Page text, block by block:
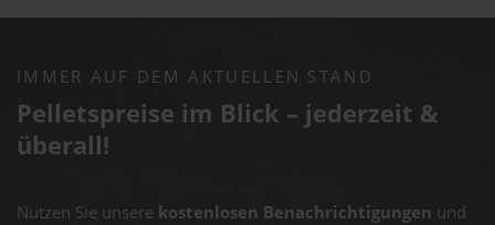
IMMER AUF DEM AKTUELLEN STAND
Pelletspreise im Blick – jederzeit &
überall!
Nutzen Sie unsere kostenlosen Benachrichtigungen und